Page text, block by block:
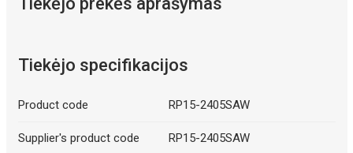
Tiekėjo specifikacijos
Product code RP15-2405SAW
Supplier's product code RP15-2405SAW